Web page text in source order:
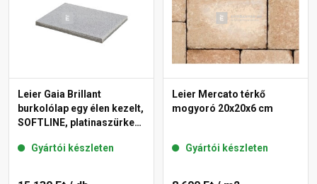
Leier Gaia Brillant
burkolólap egy élen kezelt,
SOFTLINE, platinaszürke
Gyártói készleten
Leier Mercato térkő
mogyoró 20x20x6 cm
Gyártói készleten